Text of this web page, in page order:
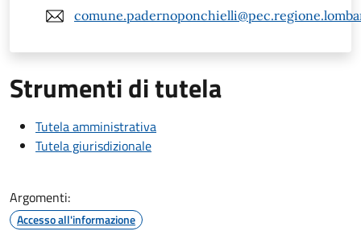
Strumenti di tutela
Tutela amministrativa
Tutela giurisdizionale
Argomenti:
Accesso all'informazione